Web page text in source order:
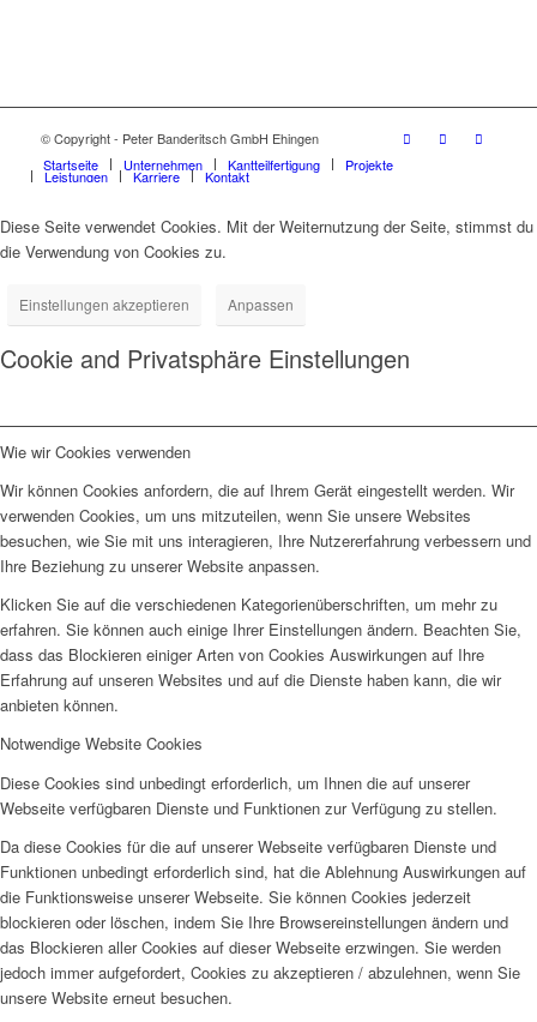
© Copyright - Peter Banderitsch GmbH Ehingen
Startseite
Unternehmen Kantteilfertigung Projekte
Leistungen Karriere Kontakt
Diese Seite verwendet Cookies. Mit der Weiternutzung der Seite, stimmst du
die Verwendung von Cookies zu.
Einstellungen akzeptieren Anpassen
Cookie and Privatsphäre Einstellungen
Wie wir Cookies verwenden
Wir können Cookies anfordern, die auf Ihrem Gerät eingestellt werden. Wir
verwenden Cookies, um uns mitzuteilen, wenn Sie unsere Websites
besuchen, wie Sie mit uns interagieren, Ihre Nutzererfahrung verbessern und
Ihre Beziehung zu unserer Website anpassen.
Klicken Sie auf die verschiedenen Kategorienüberschriften, um mehr zu
erfahren. Sie können auch einige Ihrer Einstellungen ändern. Beachten Sie,
dass das Blockieren einiger Arten von Cookies Auswirkungen auf Ihre
Erfahrung auf unseren Websites und auf die Dienste haben kann, die wir
anbieten können.
Notwendige Website Cookies
Diese Cookies sind unbedingt erforderlich, um Ihnen die auf unserer
Webseite verfügbaren Dienste und Funktionen zur Verfügung zu stellen.
Da diese Cookies für die auf unserer Webseite verfügbaren Dienste und
Funktionen unbedingt erforderlich sind, hat die Ablehnung Auswirkungen auf
die Funktionsweise unserer Webseite. Sie können Cookies jederzeit
blockieren oder löschen, indem Sie Ihre Browsereinstellungen ändern und
das Blockieren aller Cookies auf dieser Webseite erzwingen. Sie werden
jedoch immer aufgefordert, Cookies zu akzeptieren / abzulehnen, wenn Sie
unsere Website erneut besuchen.